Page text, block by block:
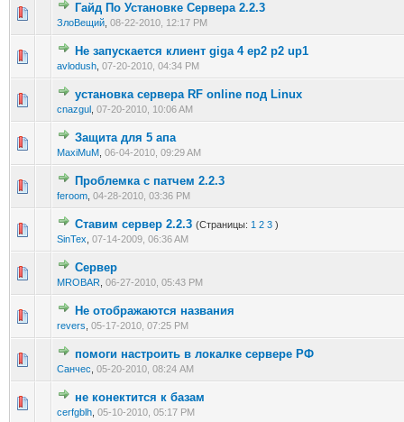
Гайд По Установке Сервера 2.2.3
ЗлоВещий 08-22-2010, 12:17 PM
0 голос(ов) - 0 из 5 в среднем
1234 5
Не запускается клиент giga 4 ep2 p2 up1
avlodush 07-20-2010, 04:34 PM
0 голос(ов) - 0 из 5 в среднем
1 2345
установка сервера RF online под Linux
cnazgul 07-20-2010, 10:06 AM
0 голос(ов) - 0 из 5 в среднем
1234 5
Защита для 5 апа
MaxiMuM 06-04-2010, 09:29 AM
0 голос(ов) - 0 из 5 в среднем
123
Проблемка с патчем 2.2.3
feroom 04-28-2010, 03:36 PM
1 голос(ов) - 1 из 5 в среднем
12345
Ставим сервер 2.2.3 (Страницы: 1 2 3 )
SinTex 07-14-2009, 06:36 AM
0 голос(ов) - 0 из 5 в среднем
1 2345
Сервер
MROBAR 06-27-2010, 05:43 PM
0 голос(ов) - 0 из 5 в среднем
Не отображаются названия
revers 05-17-2010, 07:25 PM
0 голос(ов) - 0 из 5 в среднем
123 45
помоги настроить в локалке сервере РФ
Санчес 05-20-2010, 08:24 AM
0 голос(ов) - 0 из 5 в среднем
12 345
не конектится к базам
cerfgblh 05-10-2010, 05:17 PM
0 голос(ов) - 0 из 5 в среднем
12345